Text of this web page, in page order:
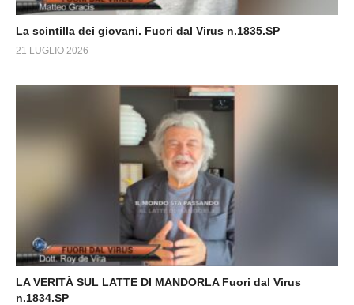
La scintilla dei giovani. Fuori dal Virus n.1835.SP
21 LUGLIO 2026
LA VERITÀ SUL LATTE DI MANDORLA Fuori dal Virus
n.1834.SP